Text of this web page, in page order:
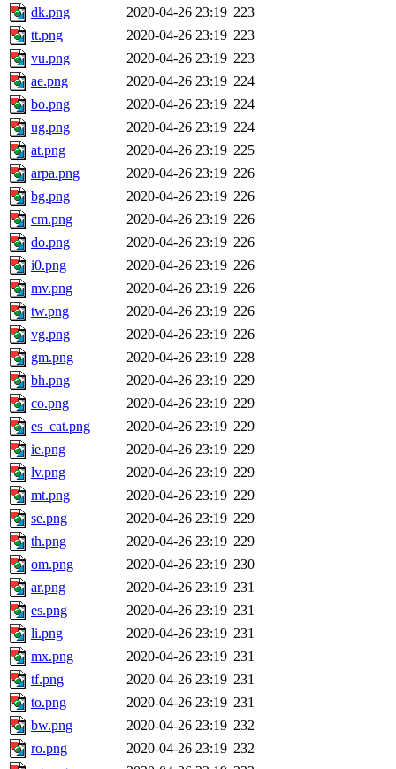
dk.png
2020-04-26 23:19 223
tt.png
2020-04-26 23:19 223
vu.png
2020-04-26 23:19 223
ae.png
2020-04-26 23:19 224
bo.png
2020-04-26 23:19 224
ug.png
2020-04-26 23:19 224
at.png
2020-04-26 23:19 225
arpa.png
2020-04-26 23:19 226
bg.png
2020-04-26 23:19 226
cm.png
2020-04-26 23:19 226
do.png
2020-04-26 23:19 226
i0.png
2020-04-26 23:19 226
mv.png
2020-04-26 23:19 226
tw.png
2020-04-26 23:19 226
vg.png
2020-04-26 23:19 226
gm.png
2020-04-26 23:19 228
bh.png
2020-04-26 23:19 229
co.png
2020-04-26 23:19 229
es_cat.png
2020-04-26 23:19 229
ie.png
2020-04-26 23:19 229
lv.png
2020-04-26 23:19 229
mt.png
2020-04-26 23:19 229
se.png
2020-04-26 23:19 229
th.png
2020-04-26 23:19 229
om.png
2020-04-26 23:19 230
ar.png
2020-04-26 23:19 231
es.png
2020-04-26 23:19 231
li.png
2020-04-26 23:19 231
mx.png
2020-04-26 23:19 231
tf.png
2020-04-26 23:19 231
to.png
2020-04-26 23:19 231
bw.png
2020-04-26 23:19 232
ro.png
2020-04-26 23:19 232